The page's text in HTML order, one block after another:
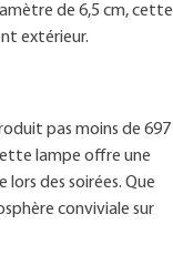
de 6,5 cm, cette
extérieur.
pas moins de 697
lampe offre une
lors des soirées. Que
conviviale sur